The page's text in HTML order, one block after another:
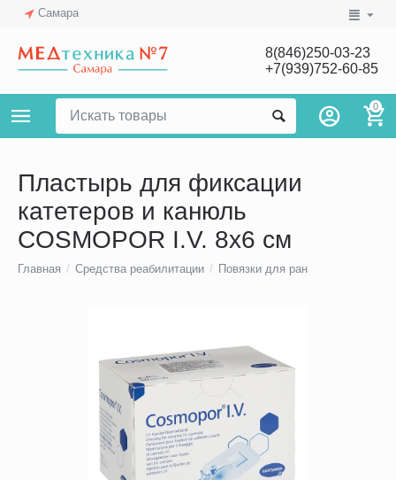
Самара
8(846)250-03-23
+7(939)752-60-85
0
Пластырь для фиксации
катетеров и канюль
COSMOPOR I.V. 8х6 см
Главная / Средства реабилитации / Повязки для ран